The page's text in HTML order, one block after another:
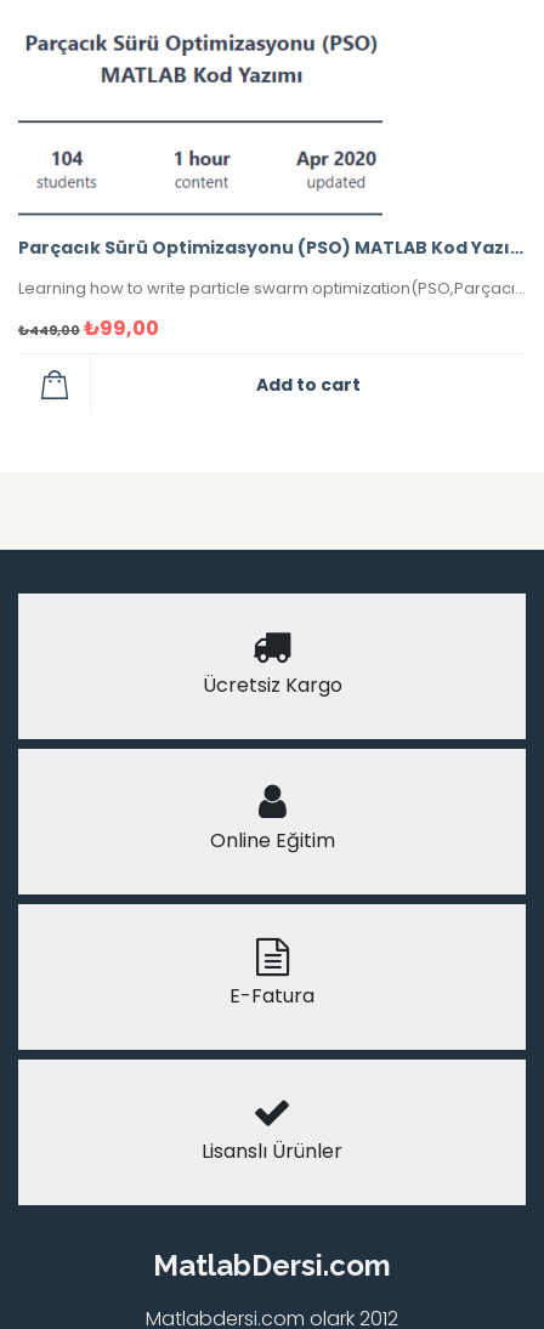
Parçacık Sürü Optimizasyonu (PSO) MATLAB Kod Yazımı
Learning how to write particle swarm optimization(PSO,Parçacık Sürü Optimizasyonu (PSO)Algoritması
₺449,00₺99,00
Add to cart
Ücretsiz Kargo
Online Eğitim
E-Fatura
Lisanslı Ürünler
MatlabDersi.com
Matlabdersi.com olark 2012